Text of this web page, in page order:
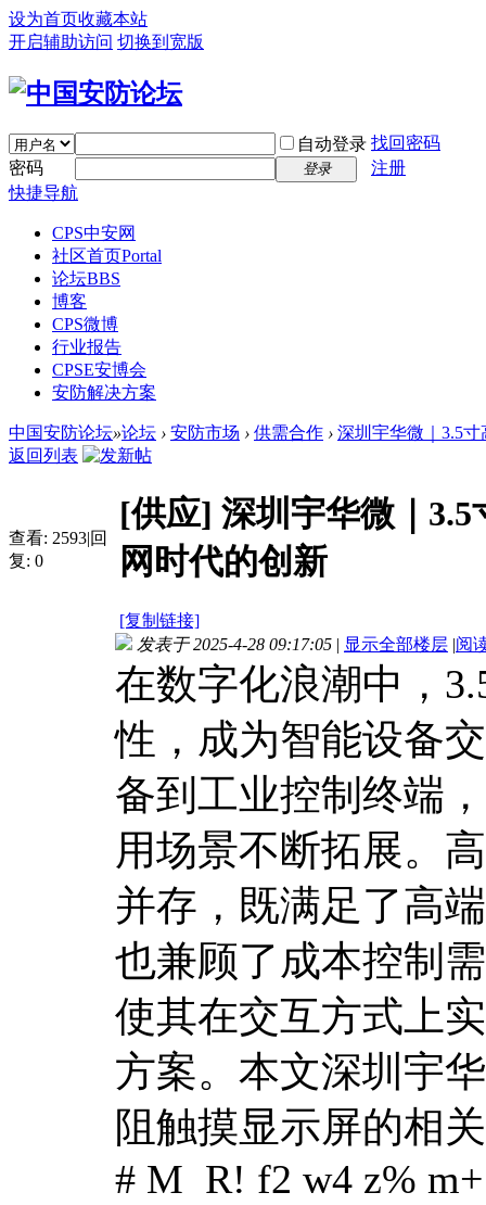
设为首页收藏本站
开启辅助访问 切换到宽版
自动登录 找回密码
密码
登录
注册
快捷导航
CPS中安网
社区首页Portal
论坛BBS
博客
CPS微博
行业报告
CPSE安博会
安防解决方案
中国安防论坛»论坛 › 安防市场 › 供需合作 › 深圳宇华微｜3.5
返回列表
查看: 2593|回
复: 0
[供应] 深圳宇华微｜
网时代的创新
[复制链接]
发表于 2025-4-28 09:17:05 | 显示全部楼层 |阅
在数字化浪潮中，
性，成为智能设备
备到工业控制终端
用场景不断拓展。
并存，既满足了高
也兼顾了成本控制
使其在交互方式上
方案。本文深圳宇
阻触摸显示屏的相
# M R! f2 w4 z%